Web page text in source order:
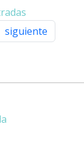
siguiente